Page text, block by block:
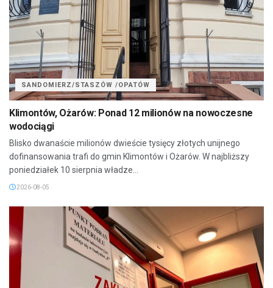
SANDOMIERZ/STASZÓW /OPATÓW
Klimontów, Ożarów: Ponad 12 milionów na nowoczesne
wodociągi
Blisko dwanaście milionów dwieście tysięcy złotych unijnego
dofinansowania trafi do gmin Klimontów i Ożarów. W najbliższy
poniedziałek 10 sierpnia władze...
2026-08-05